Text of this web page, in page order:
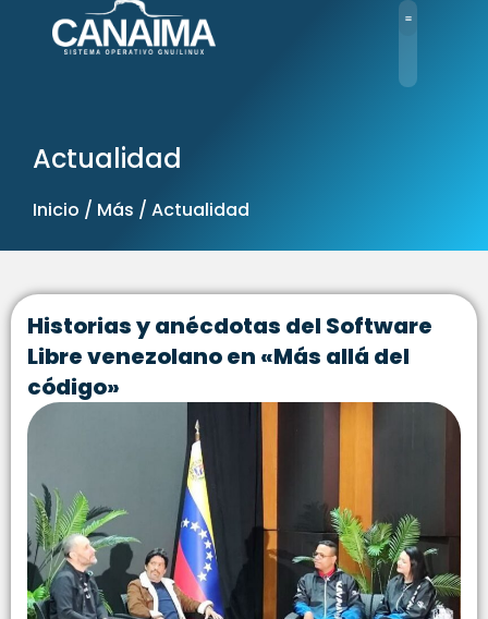
Actualidad
Inicio / Más / Actualidad
Historias y anécdotas del Software
Libre venezolano en «Más allá del
código»